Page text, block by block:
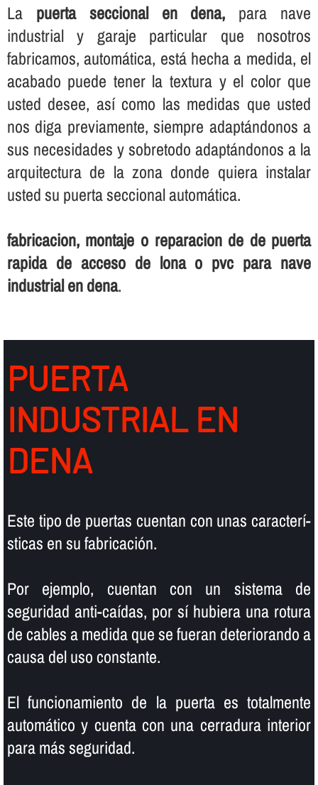
La puerta seccional en dena, para nave
industrial y garaje particular que nosotros
fabricamos, automática, está hecha a medida, el
acabado puede tener la textura y el color que
usted desee, así­ como las medidas que usted
nos diga previamente, siempre adaptándonos a
sus necesidades y sobretodo adaptándonos a la
arquitectura de la zona donde quiera instalar
usted su puerta seccional automática.
fabricacion, montaje o reparacion de de puerta
rapida de acceso de lona o pvc para nave
industrial en dena.
PUERTA
INDUSTRIAL EN
DENA
Este tipo de puertas cuentan con unas caracterí­
sticas en su fabricación.
Por ejemplo, cuentan con un sistema de
seguridad anti-caí­das, por sí­ hubiera una rotura
de cables a medida que se fueran deteriorando a
causa del uso constante.
El funcionamiento de la puerta es totalmente
automático y cuenta con una cerradura interior
para más seguridad.